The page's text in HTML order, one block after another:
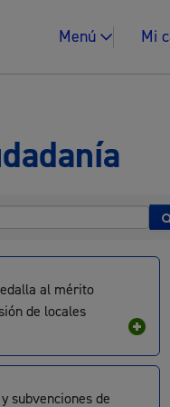
Menú Mi
al mérito
de locales
subvenciones de